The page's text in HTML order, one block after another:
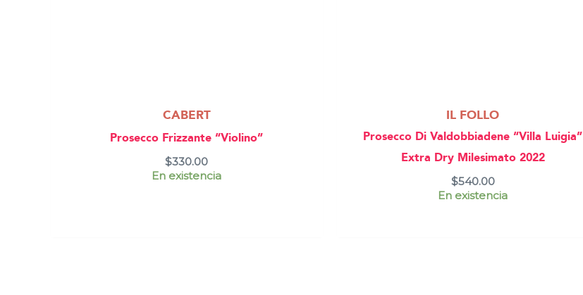
CABERT
Prosecco Frizzante “Violino”
$330.00
En existencia
IL FOLLO
Prosecco Di Valdobbiadene “Villa Luigia”
Extra Dry Milesimato 2022
$540.00
En existencia